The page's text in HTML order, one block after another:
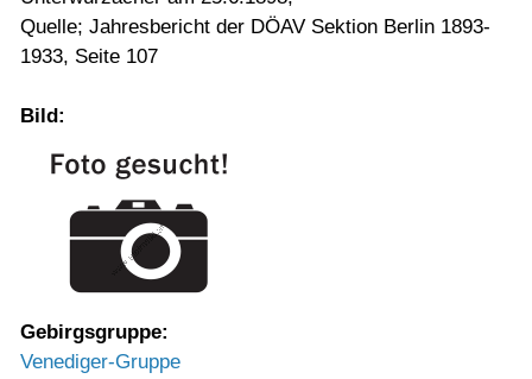
Quelle; Jahresbericht der DÖAV Sektion Berlin 1893-
1933, Seite 107
Bild:
Gebirgsgruppe:
Venediger-Gruppe